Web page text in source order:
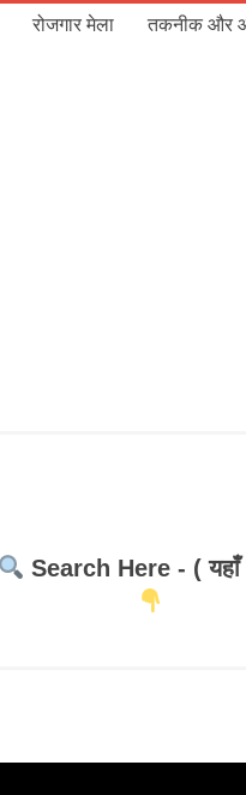
रोजगार मेला तकनीक और
Search Here - (